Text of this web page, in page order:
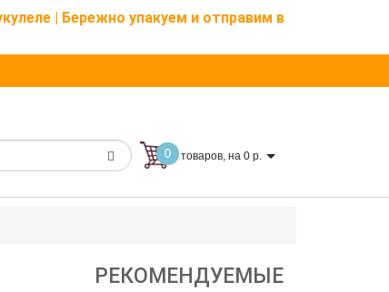
| Бережно упакуем и отправим в
0 товаров, на 0 р.
РЕКОМЕНДУЕМЫЕ